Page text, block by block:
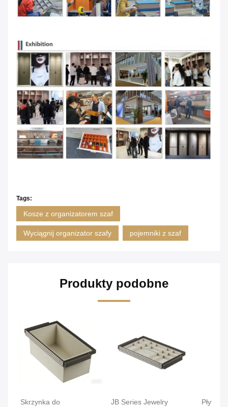
Tags:
Kosze z organizatorem szaf
Wyciągnij organizator szafy pojemniki z szaf
Produkty podobne
Skrzynka do
JB Series Jewelry
Płytki